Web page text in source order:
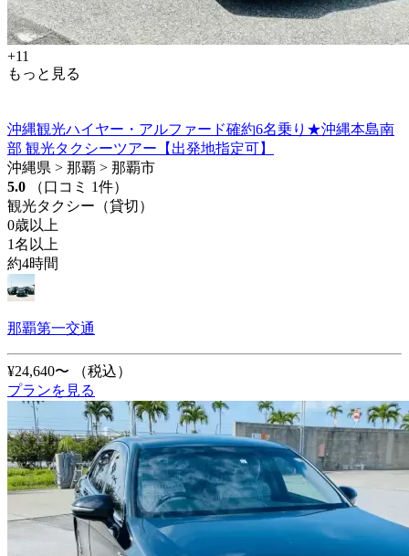
+11
もっと見る
沖縄観光ハイヤー・アルファード確約6名乗り★沖縄本島南
部 観光タクシーツアー【出発地指定可】
沖縄県 > 那覇 > 那覇市
5.0
（口コミ 1件）
観光タクシー（貸切）
0歳以上
1名以上
約4時間
那覇第一交通
¥24,640〜
（税込）
プランを見る